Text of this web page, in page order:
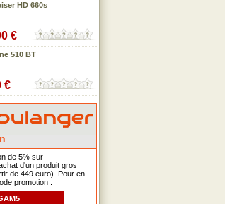
HD 660s
€
510 BT
€
de 5% sur
d'un produit gros
de 449 euro). Pour en
promotion :